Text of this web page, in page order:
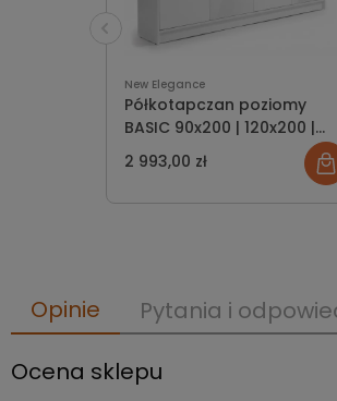
New Elegance
Półkotapczan poziomy
BASIC 90x200 | 120x200 |
140x200 w białym połysku
na frontach z szafami i
2 993,00 zł
Opinie
Pytania i
Ocena sklepu